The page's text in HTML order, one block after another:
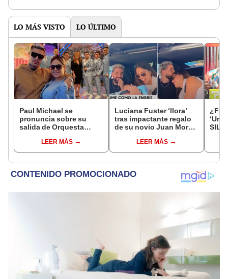
LO MÁS VISTO LO ÚLTIMO
Paul Michael se
pronuncia sobre su
salida de Orquesta
nuevo proyecto:
“Sacaré un disco”
LEER MÁS
Luciana Fuster ‘llora’
tras impactante regalo
de su novio Juan Morelli
qué eres así?”
LEER MÁS